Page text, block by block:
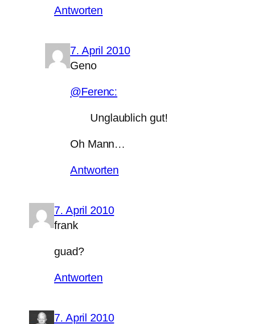
Antworten
7. April 2010
Geno
@Ferenc:
Unglaublich gut!
Oh Mann…
Antworten
7. April 2010
frank
guad?
Antworten
7. April 2010